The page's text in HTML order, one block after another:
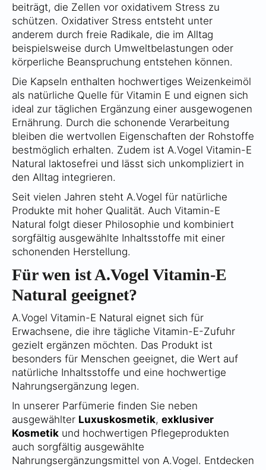
beiträgt, die Zellen vor oxidativem Stress zu
schützen. Oxidativer Stress entsteht unter
anderem durch freie Radikale, die im Alltag
beispielsweise durch Umweltbelastungen oder
körperliche Beanspruchung entstehen können.
Die Kapseln enthalten hochwertiges Weizenkeimöl
als natürliche Quelle für Vitamin E und eignen sich
ideal zur täglichen Ergänzung einer ausgewogenen
Ernährung. Durch die schonende Verarbeitung
bleiben die wertvollen Eigenschaften der Rohstoffe
bestmöglich erhalten. Zudem ist A.Vogel Vitamin-E
Natural laktosefrei und lässt sich unkompliziert in
den Alltag integrieren.
Seit vielen Jahren steht A.Vogel für natürliche
Produkte mit hoher Qualität. Auch Vitamin-E
Natural folgt dieser Philosophie und kombiniert
sorgfältig ausgewählte Inhaltsstoffe mit einer
schonenden Herstellung.
Für wen ist A.Vogel Vitamin-E
Natural geeignet?
A.Vogel Vitamin-E Natural eignet sich für
Erwachsene, die ihre tägliche Vitamin-E-Zufuhr
gezielt ergänzen möchten. Das Produkt ist
besonders für Menschen geeignet, die Wert auf
natürliche Inhaltsstoffe und eine hochwertige
Nahrungsergänzung legen.
In unserer Parfümerie finden Sie neben
ausgewählter Luxuskosmetik, exklusiver
Kosmetik und hochwertigen Pflegeprodukten
auch sorgfältig ausgewählte
Nahrungsergänzungsmittel von A.Vogel. Entdecken